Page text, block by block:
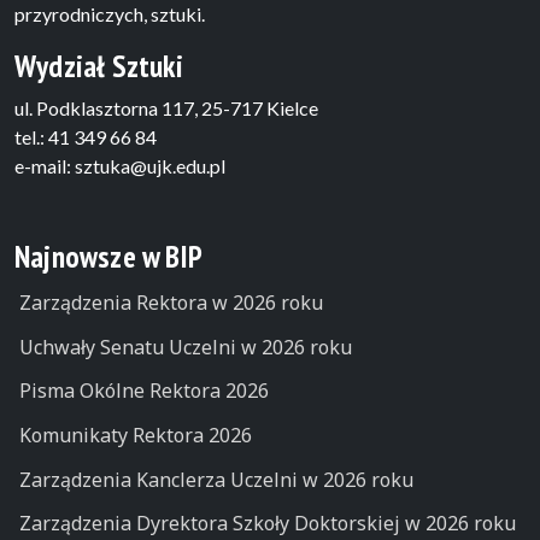
przyrodniczych, sztuki.
Wydział Sztuki
ul. Podklasztorna 117, 25-717 Kielce
tel.: 41 349 66 84
e-mail: sztuka@ujk.edu.pl
Najnowsze w BIP
Zarządzenia Rektora w 2026 roku
Uchwały Senatu Uczelni w 2026 roku
Pisma Okólne Rektora 2026
Komunikaty Rektora 2026
Zarządzenia Kanclerza Uczelni w 2026 roku
Zarządzenia Dyrektora Szkoły Doktorskiej w 2026 roku